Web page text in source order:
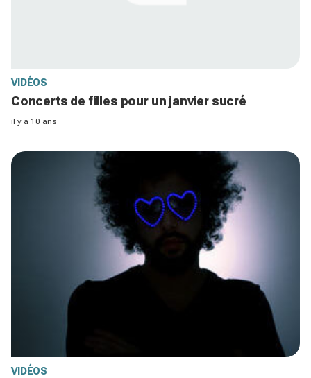
VIDÉOS
Concerts de filles pour un janvier sucré
il y a 10 ans
VIDÉOS